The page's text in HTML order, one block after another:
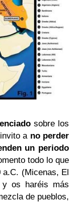
sobre los
a no perder
un periodo
todo lo que
a.C. (Micenas, El
y os haréis más
de pueblos,